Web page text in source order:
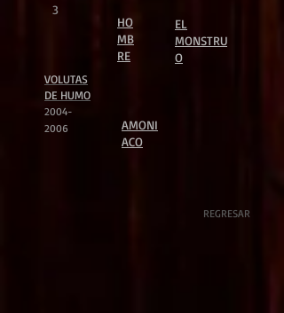
3
VOLUTAS
DE HUMO
2004-
2006
HO
MB
RE
EL
MONSTRU
O
AMONI
ACO
REGRESAR